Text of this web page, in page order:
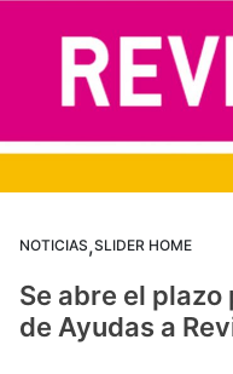
NOTICIAS,SLIDER HOME
Se abre el
de Ayudas a